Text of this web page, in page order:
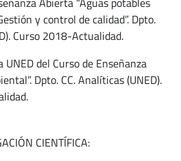
y control de calidad”. Dpto.
Curso 2018-Actualidad.
del Curso de Enseñanza
Dpto. CC. Analíticas (UNED).
CIENTÍFICA: